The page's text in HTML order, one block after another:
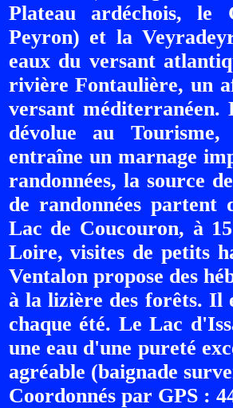
Plateau ardéchois,
Peyron) et la
eaux du versant
rivière Fontaulière, un
versant méditerranéen.
dévolue au
entraîne un marnage
randonnées, la source
de randonnées
Lac de Coucouron, à
Loire, visites de petits
Ventalon propose des
à la lizière des forêts. Il
chaque été. Le Lac
une eau d'une pureté
agréable (baignade
Coordonnés par GPS :